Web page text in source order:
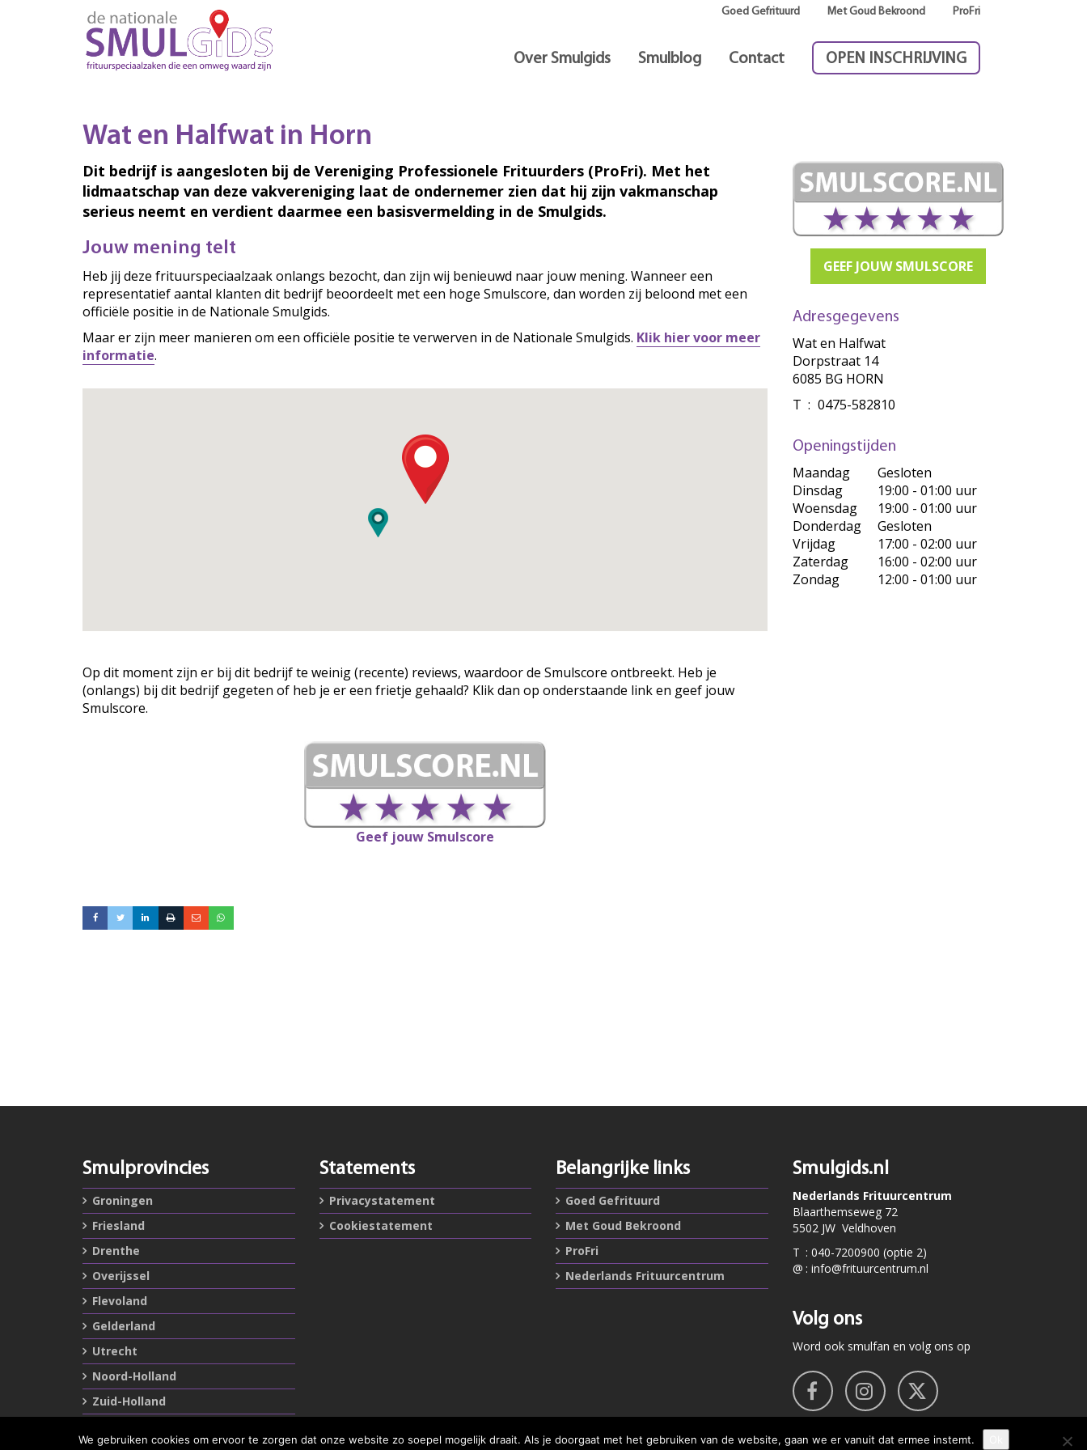
Goed Gefrituurd Met Goud Bekroond ProFri
Over Smulgids Smulblog Contact OPEN INSCHRIJVING
Wat en Halfwat in Horn
Dit bedrijf is aangesloten bij de Vereniging Professionele Frituurders (ProFri). Met het
lidmaatschap van deze vakvereniging laat de ondernemer zien dat hij zijn vakmanschap
serieus neemt en verdient daarmee een basisvermelding in de Smulgids.
Jouw mening telt
Heb jij deze frituurspeciaalzaak onlangs bezocht, dan zijn wij benieuwd naar jouw mening. Wanneer een
representatief aantal klanten dit bedrijf beoordeelt met een hoge Smulscore, dan worden zij beloond met een
officiële positie in de Nationale Smulgids.
Maar er zijn meer manieren om een officiële positie te verwerven in de Nationale Smulgids. Klik hier voor meer
informatie.
Op dit moment zijn er bij dit bedrijf te weinig (recente) reviews, waardoor de Smulscore ontbreekt. Heb je
(onlangs) bij dit bedrijf gegeten of heb je er een frietje gehaald? Klik dan op onderstaande link en geef jouw
Smulscore.
Geef jouw Smulscore
GEEF JOUW SMULSCORE
Adresgegevens
Wat en Halfwat
Dorpstraat 14
6085 BG HORN
T : 0475-582810
Openingstijden
Maandag
Gesloten
Dinsdag
19:00 - 01:00 uur
Woensdag
19:00 - 01:00 uur
Donderdag
Gesloten
Vrijdag
17:00 - 02:00 uur
Zaterdag
16:00 - 02:00 uur
Zondag
12:00 - 01:00 uur
Smulprovincies
Groningen
Friesland
Drenthe
Overijssel
Flevoland
Gelderland
Utrecht
Noord-Holland
Zuid-Holland
Statements
Privacystatement
Cookiestatement
Belangrijke links
Goed Gefrituurd
Met Goud Bekroond
ProFri
Nederlands Frituurcentrum
Smulgids.nl
Nederlands Frituurcentrum
Blaarthemseweg 72
5502 JW Veldhoven
T : 040-7200900 (optie 2)
@ : info@frituurcentrum.nl
Volg ons
Word ook smulfan en volg ons op
We gebruiken cookies om ervoor te zorgen dat onze website zo soepel mogelijk draait. Als je doorgaat met het gebruiken van de website, gaan we er vanuit dat ermee instemt.